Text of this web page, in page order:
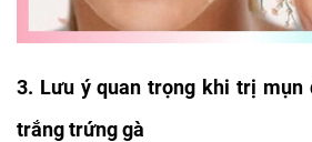
3. Lưu ý quan trọng khi trị mụn
trắng trứng gà